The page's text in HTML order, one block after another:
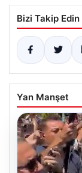
Bizi Takip Edin
Yan Manşet